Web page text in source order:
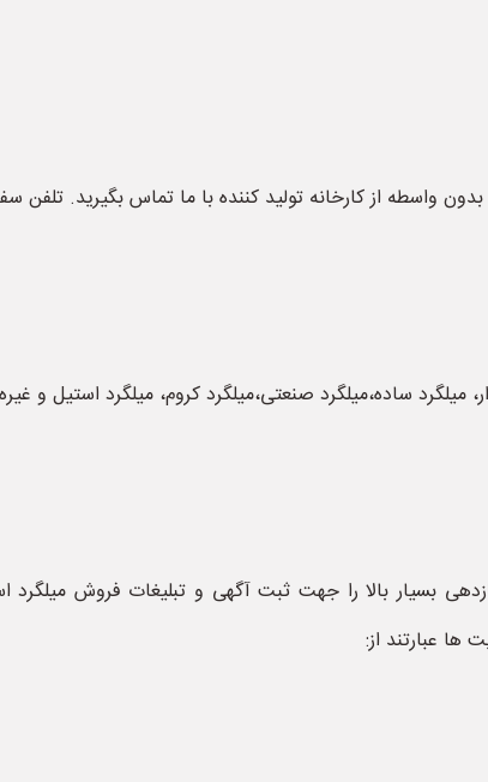
واسطه از کارخانه تولید کننده با ما تماس بگیرید. تلفن
میلگرد ساده،میلگرد صنعتی،میلگرد کروم، میلگرد
بسیار بالا را جهت ثبت آگهی و تبلیغات فروش میلگرد
ها عبارتند از: